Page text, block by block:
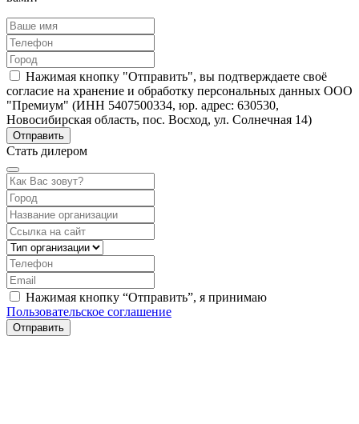
Нажимая кнопку "Отправить", вы подтверждаете своё
согласие на хранение и обработку персональных данных ООО
"Премиум" (ИНН 5407500334, юр. адрес: 630530,
Новосибирская область, пос. Восход, ул. Солнечная 14)
Стать дилером
Нажимая кнопку “Отправить”, я принимаю
Пользовательское соглашение